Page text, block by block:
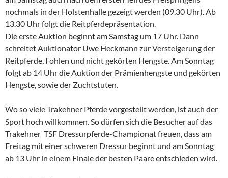
nochmals in der Holstenhalle gezeigt werden (09.30 Uhr). Ab
13.30 Uhr folgt die Reitpferdepräsentation.
Die erste Auktion beginnt am Samstag um 17 Uhr. Dann
schreitet Auktionator Uwe Heckmann zur Versteigerung der
Reitpferde, Fohlen und nicht gekörten Hengste. Am Sonntag
folgt ab 14 Uhr die Auktion der Prämienhengste und gekörten
Hengste, sowie der Zuchtstuten.
Wo so viele Trakehner Pferde vorgestellt werden, ist auch der
Sport hoch willkommen. So dürfen sich die Besucher auf das
Trakehner TSF Dressurpferde-Championat freuen, dass am
Freitag mit einer schweren Dressur beginnt und am Sonntag
ab 13 Uhr in einem Finale der besten Paare entschieden wird.